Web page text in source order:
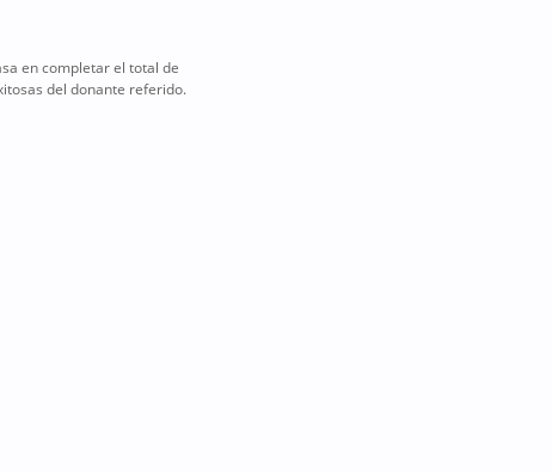
en completar el total de
del donante referido.